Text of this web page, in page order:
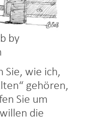
by
Sie, wie ich,
gehören,
Sie um
die